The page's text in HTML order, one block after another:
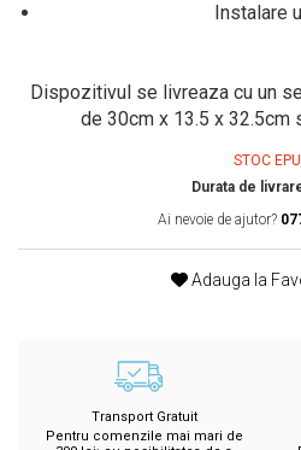
Instalare
Dispozitivul se livreaza cu un
de 30cm x 13.5 x 32.5cm
STOC
Durata de
Ai nevoie de ajutor?
Adauga la
Transport Gratuit
Pentru comenzile mai mari de